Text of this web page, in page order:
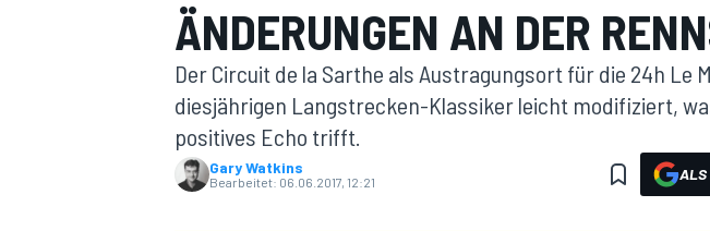
ÄNDERUNGEN AN DER
Der Circuit de la Sarthe als Austragungsort für die 24h Le
diesjährigen Langstrecken-Klassiker leicht modifiziert,
positives Echo trifft.
Gary Watkins
Bearbeitet: 06.06.2017, 12:21 ALS